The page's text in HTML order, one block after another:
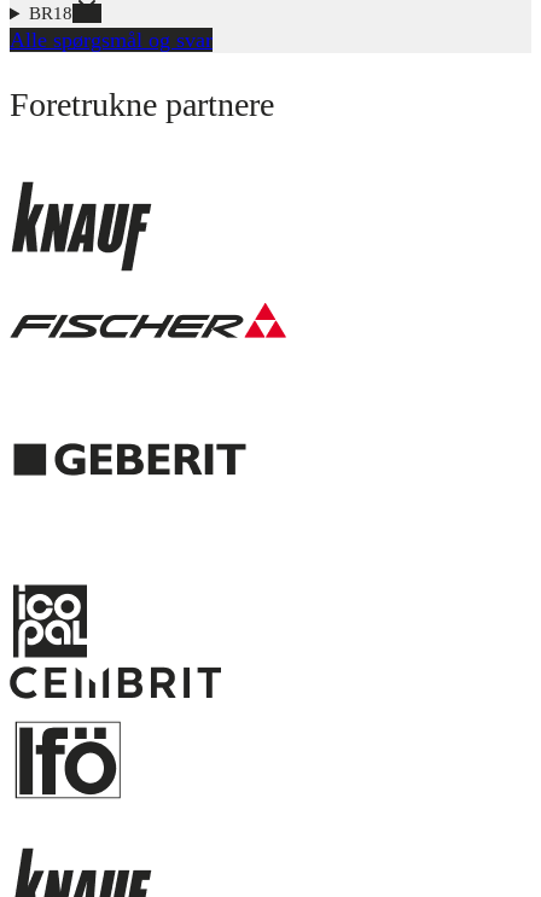
BR18
Alle spørgsmål og svar
Foretrukne partnere